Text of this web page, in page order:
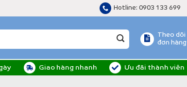
Hotline: 0903 133 699
Theo dõi
đơn hàng
Giao hàng nhanh Ưu đãi thành viên